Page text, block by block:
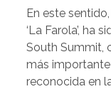
En este
‘La Farola’, ha
South Summit,
más
reconocida en